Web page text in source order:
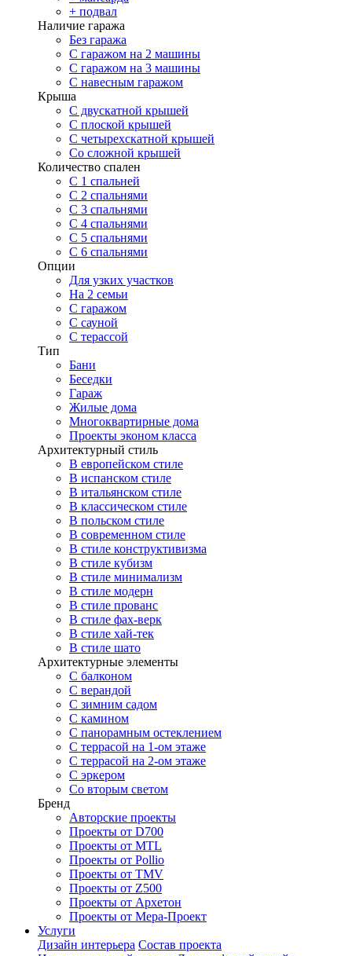
+ подвал
Наличие гаража
Без гаража
С гаражом на 2 машины
С гаражом на 3 машины
С навесным гаражом
Крыша
С двускатной крышей
С плоской крышей
С четырехскатной крышей
Со сложной крышей
Количество спален
С 1 спальней
С 2 спальнями
С 3 спальнями
С 4 спальнями
С 5 спальнями
С 6 спальнями
Опции
Для узких участков
На 2 семьи
С гаражом
С сауной
С терассой
Тип
Бани
Беседки
Гараж
Жилые дома
Многоквартирные дома
Проекты эконом класса
Архитектурный стиль
В европейском стиле
В испанском стиле
В итальянском стиле
В классическом стиле
В польском стиле
В современном стиле
В стиле конструктивизма
В стиле кубизм
В стиле минимализм
В стиле модерн
В стиле прованс
В стиле фах-верк
В стиле хай-тек
В стиле шато
Архитектурные элементы
С балконом
С верандой
С зимним садом
С камином
С панорамным остеклением
С террасой на 1-ом этаже
С террасой на 2-ом этаже
С эркером
Со вторым светом
Бренд
Авторские проекты
Проекты от D700
Проекты от MTL
Проекты от Pollio
Проекты от TMV
Проекты от Z500
Проекты от Архетон
Проекты от Мера-Проект
Услуги
Дизайн интерьера Состав проекта